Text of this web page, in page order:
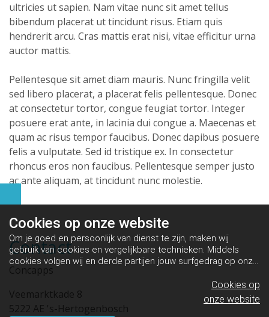
ultricies ut sapien. Nam vitae nunc sit amet tellus
bibendum placerat ut tincidunt risus. Etiam quis
hendrerit arcu. Cras mattis erat nisi, vitae efficitur urna
auctor mattis.
Pellentesque sit amet diam mauris. Nunc fringilla velit
sed libero placerat, a placerat felis pellentesque. Donec
at consectetur tortor, congue feugiat tortor. Integer
posuere erat ante, in lacinia dui congue a. Maecenas et
quam ac risus tempor faucibus. Donec dapibus posuere
felis a vulputate. Sed id tristique ex. In consectetur
rhoncus eros non faucibus. Pellentesque semper justo
ac ante aliquam, at tincidunt nunc molestie.
Contact
Concapps
Veemarktkade 8
5222 AE 's-Hertogenbosch
Cookies op onze website
Om je goed en persoonlijk van dienst te zijn, maken wij
gebruik van cookies en vergelijkbare technieken. Middels
cookies volgen wij en derde partijen jouw surfgedrag op onze
website. Hiermee tonen wij gepersonaliseerde advertenties
en dit maakt het voor jou mogelijk om informatie te delen via
social media.Bekijk ons cookiebeleid
Cookies op
onze website